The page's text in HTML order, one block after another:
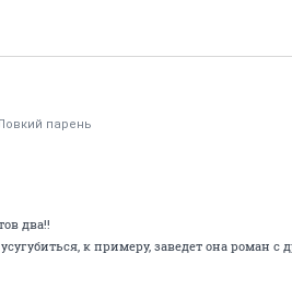
парень
два!!
к примеру, заведет она роман